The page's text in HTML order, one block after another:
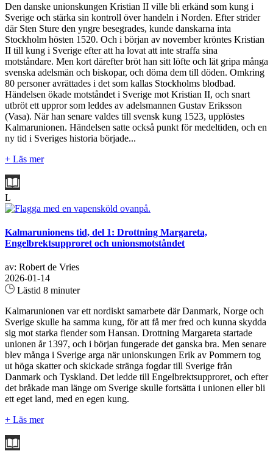
Den danske unionskungen Kristian II ville bli erkänd som kung i
Sverige och stärka sin kontroll över handeln i Norden. Efter strider
där Sten Sture den yngre besegrades, kunde danskarna inta
Stockholm hösten 1520. Och i början av november kröntes Kristian
II till kung i Sverige efter att ha lovat att inte straffa sina
motståndare. Men kort därefter bröt han sitt löfte och lät gripa många
svenska adelsmän och biskopar, och döma dem till döden. Omkring
80 personer avrättades i det som kallas Stockholms blodbad.
Händelsen ökade motståndet i Sverige mot Kristian II, och snart
utbröt ett uppror som leddes av adelsmannen Gustav Eriksson
(Vasa). När han senare valdes till svensk kung 1523, upplöstes
Kalmarunionen. Händelsen satte också punkt för medeltiden, och en
ny tid i Sveriges historia började...
+ Läs mer
L
Kalmarunionens tid, del 1: Drottning Margareta,
Engelbrektsupproret och unionsmotståndet
av: Robert de Vries
2026-01-14
Lästid 8 minuter
Kalmarunionen var ett nordiskt samarbete där Danmark, Norge och
Sverige skulle ha samma kung, för att få mer fred och kunna skydda
sig mot starka fiender som Hansan. Drottning Margareta startade
unionen år 1397, och i början fungerade det ganska bra. Men senare
blev många i Sverige arga när unionskungen Erik av Pommern tog
ut höga skatter och skickade stränga fogdar till Sverige från
Danmark och Tyskland. Det ledde till Engelbrektsupproret, och efter
det bråkade man länge om Sverige skulle fortsätta i unionen eller bli
ett eget land, med en egen kung.
+ Läs mer